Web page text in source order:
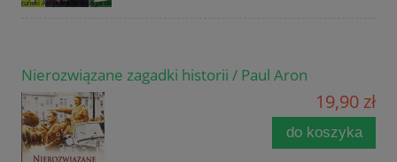
Nierozwiązane zagadki historii / Paul Aron
19,90 zł
do koszyka